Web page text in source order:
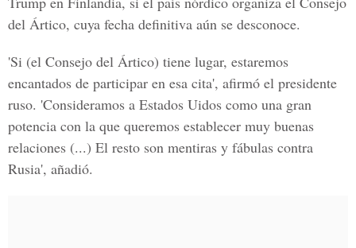
del Ártico, cuya fecha definitiva aún se desconoce.
'Si (el Consejo del Ártico) tiene lugar, estaremos
encantados de participar en esa cita', afirmó el presidente
ruso. 'Consideramos a Estados Uidos como una gran
potencia con la que queremos establecer muy buenas
relaciones (...) El resto son mentiras y fábulas contra
Rusia', añadió.